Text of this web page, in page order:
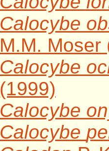
Calocybe
M.M. Moser
Calocybe
(1999)
Calocybe
Calocybe